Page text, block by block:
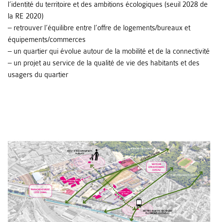
l’identité du territoire et des ambitions écologiques (seuil 2028 de
la RE 2020)
– retrouver l’équilibre entre l’offre de logements/bureaux et
équipements/commerces
– un quartier qui évolue autour de la mobilité et de la connectivité
– un projet au service de la qualité de vie des habitants et des
usagers du quartier